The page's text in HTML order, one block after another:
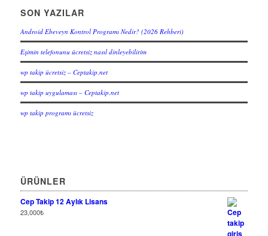
SON YAZILAR
Android Ebeveyn Kontrol Programı Nedir? (2026 Rehberi)
Eşimin telefonunu ücretsiz nasıl dinleyebilirim
wp takip ücretsiz – Ceptakip.net
wp takip uygulaması – Ceptakip.net
wp takip programı ücretsiz
ÜRÜNLER
Cep Takip 12 Aylık Lisans
23,000₺